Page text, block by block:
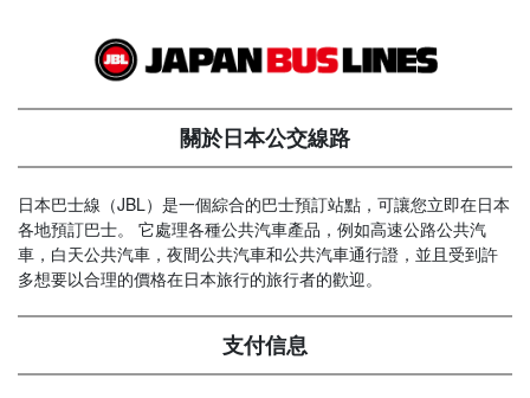
關於日本公交線路
日本巴士線（JBL）是一個綜合的巴士預訂站點，可讓您立即在日本
各地預訂巴士。 它處理各種公共汽車產品，例如高速公路公共汽
車，白天公共汽車，夜間公共汽車和公共汽車通行證，並且受到許
多想要以合理的價格在日本旅行的旅行者的歡迎。
支付信息